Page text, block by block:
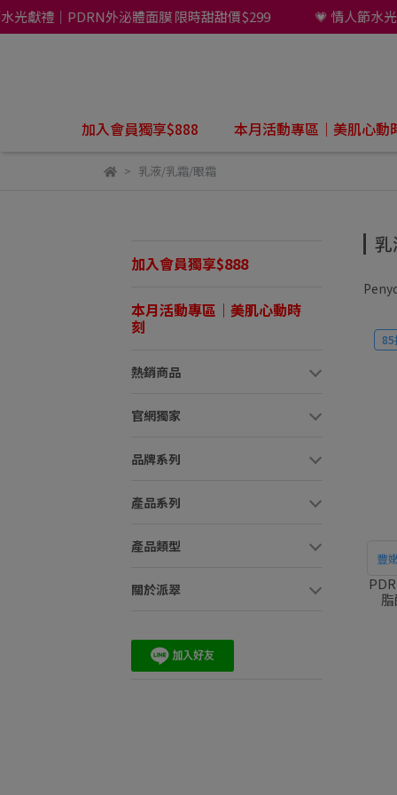
｜PDRN外泌體面膜 限時甜甜價$299 💗 情人節水光獻禮
加入會員獨享$888 本月活動專區｜美肌心動
乳液/乳霜/眼霜
加入會員獨享$888
本月活動專區｜美肌心動時
刻
熱銷商品
官網獨家
品牌系列
產品系列
產品類型
關於派翠
85
豐